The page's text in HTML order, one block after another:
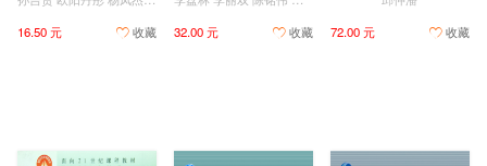
16.50 元
收藏
32.00 元
收藏
72.00 元
收藏